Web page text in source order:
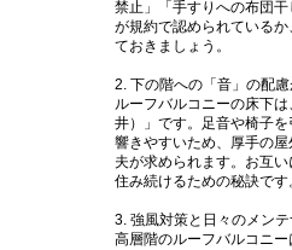
禁止」「手すりへの布団
が規約で認められている
ておきましょう。
2. 下の階への「音」の配慮
ルーフバルコニーの床下
井）」です。足音や椅子
響きやすいため、厚手の
夫が求められます。お互
住み続けるための秘訣です
3. 強風対策と日々のメンテ
高層階のルーフバルコニ